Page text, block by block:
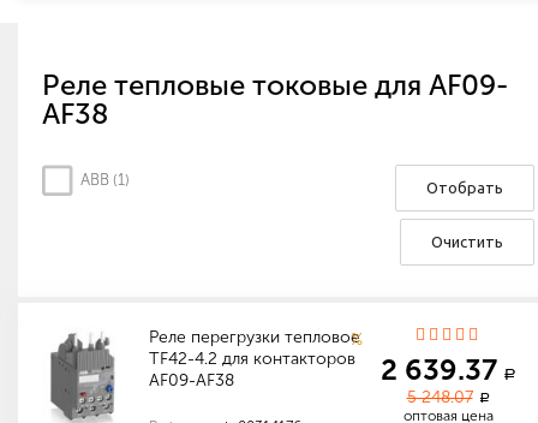
Реле тепловые токовые для AF09-
AF38
Отобрать
Очистить
ABB (1)
Реле перегрузки тепловое
TF42-4.2 для контакторов
AF09-AF38
%
2 639.37 a
5 248.07 a
оптовая цена